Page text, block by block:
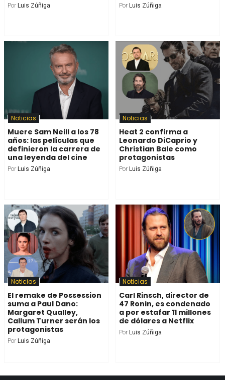
Por Luis Zúñiga Por Luis Zúñiga
Noticias
Muere Sam Neill a los 78
años: las películas que
definieron la carrera de
una leyenda del cine
Por Luis Zúñiga
Noticias
Heat 2 confirma a
Leonardo DiCaprio y
Christian Bale como
protagonistas
Por Luis Zúñiga
Noticias
El remake de Possession
suma a Paul Dano:
Margaret Qualley,
Callum Turner serán los
protagonistas
Por Luis Zúñiga
Noticias
Carl Rinsch, director de
47 Ronin, es condenado
a por estafar 11 millones
de dólares a Netflix
Por Luis Zúñiga